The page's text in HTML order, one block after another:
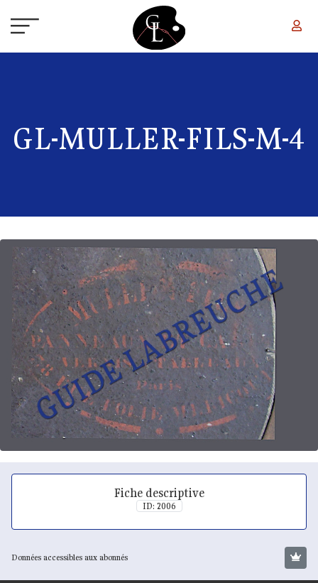
GL-MULLER-FILS-M-4
Fiche descriptive
ID: 2006
Données accessibles aux abonnés